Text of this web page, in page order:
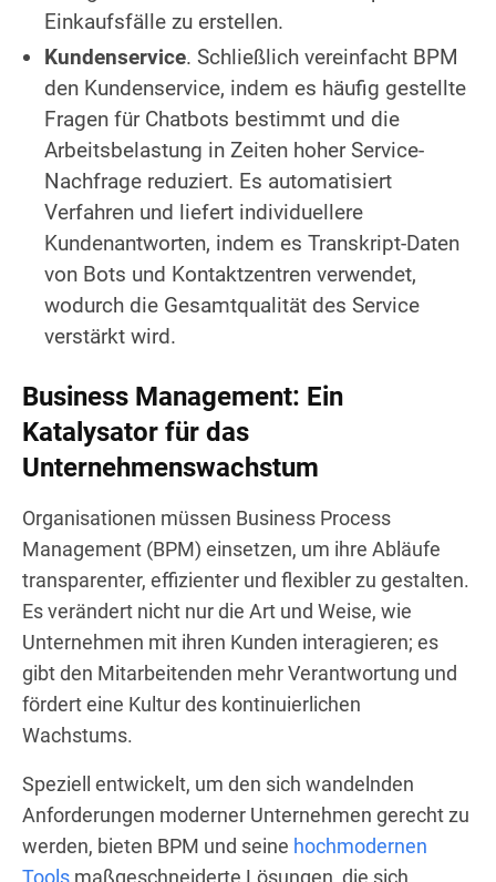
Einkaufsfälle zu erstellen.
Kundenservice. Schließlich vereinfacht BPM
den Kundenservice, indem es häufig gestellte
Fragen für Chatbots bestimmt und die
Arbeitsbelastung in Zeiten hoher Service-
Nachfrage reduziert. Es automatisiert
Verfahren und liefert individuellere
Kundenantworten, indem es Transkript-Daten
von Bots und Kontaktzentren verwendet,
wodurch die Gesamtqualität des Service
verstärkt wird.
Business Management: Ein
Katalysator für das
Unternehmenswachstum
Organisationen müssen Business Process
Management (BPM) einsetzen, um ihre Abläufe
transparenter, effizienter und flexibler zu gestalten.
Es verändert nicht nur die Art und Weise, wie
Unternehmen mit ihren Kunden interagieren; es
gibt den Mitarbeitenden mehr Verantwortung und
fördert eine Kultur des kontinuierlichen
Wachstums.
Speziell entwickelt, um den sich wandelnden
Anforderungen moderner Unternehmen gerecht zu
werden, bieten BPM und seine hochmodernen
Tools maßgeschneiderte Lösungen, die sich